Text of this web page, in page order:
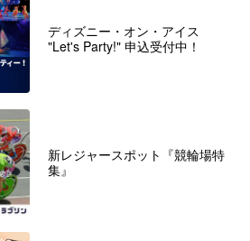
ディズニー・オン・アイス
"Let's Party!" 申込受付中！
新レジャースポット『競輪場特
集』